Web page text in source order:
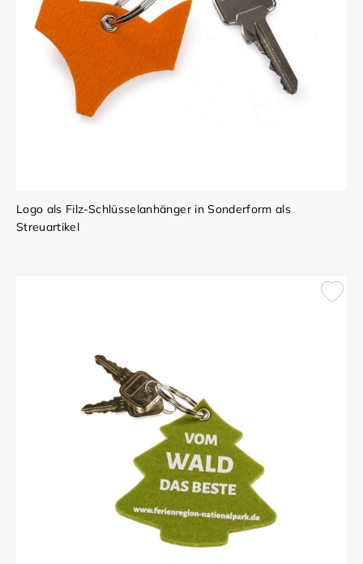
Logo als Filz-Schlüsselanhänger in Sonderform als
Streuartikel